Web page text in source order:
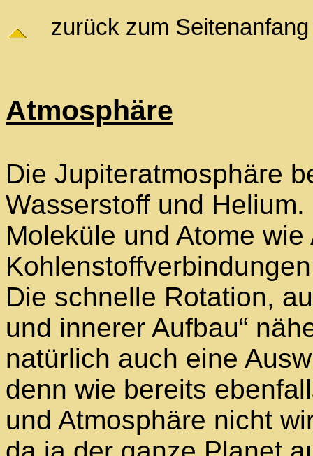
zurück zum Seitenanfang
Atmosphäre
Die Jupiteratmosphäre
Wasserstoff und
Moleküle und Atome
Die schnelle Rotation,
und innerer Aufbau“
natürlich auch eine
denn wie bereits
und Atmosphäre nicht